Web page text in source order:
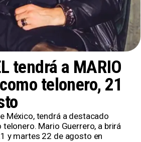
tendrá a MARIO
telonero, 21
México, tendrá a destacado
Mario Guerrero, a brirá
y martes 22 de agosto en